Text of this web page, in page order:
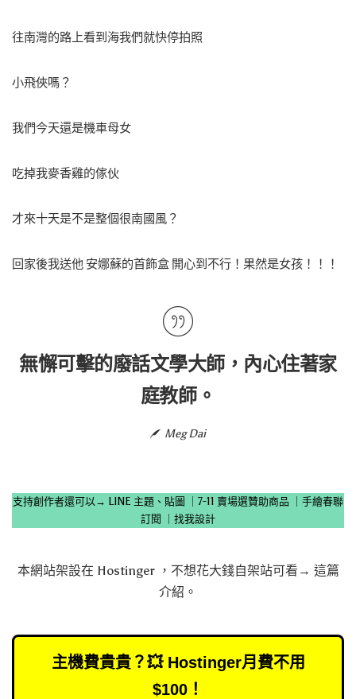
往南灣的路上看到海我們就快停拍照
小飛俠嗎？
我們今天還是機車母女
吃掉我麥香雞的傢伙
才來十天是不是整個很南國風？
回家後我送他 安娜蘇的首飾盒 開心到不行！果然是女孩！！！
無懈可擊的廢話文學大師，內心住著家
庭教師。
Meg Dai
支持創作者還可以→ LINE 主題、貼圖 7-11 賣場選贊助商品
手繪春聯
訂閱
找我設計
本網站架設在 Hostinger，不想花大錢自架站可看→ 這篇
介紹 。
主機費貴貴？💥 Hostinger月費不用
$100！